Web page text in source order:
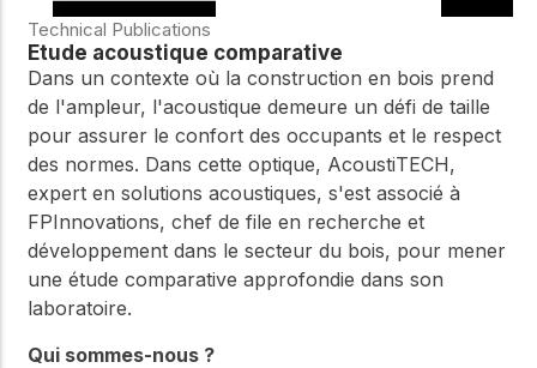
Technical Publications
Étude acoustique comparative
Dans un contexte où la construction en bois prend
de l'ampleur, l'acoustique demeure un défi de taille
pour assurer le confort des occupants et le respect
des normes. Dans cette optique, AcoustiTECH,
expert en solutions acoustiques, s'est associé à
FPInnovations, chef de file en recherche et
développement dans le secteur du bois, pour mener
une étude comparative approfondie dans son
laboratoire.
Qui sommes-nous ?